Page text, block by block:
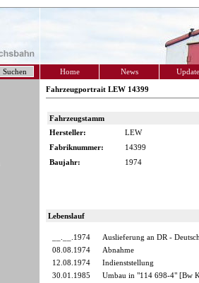
Home News
Fahrzeugportrait LEW 14399
Fahrzeugstamm
Hersteller:
LEW
Fabriknummer:
14399
Baujahr:
1974
Lebenslauf
__.__.1974
Auslieferung an DR -
08.08.1974
Abnahme
12.08.1974
Indienststellung
30.01.1985
Umbau in "114 698-4" [Bw